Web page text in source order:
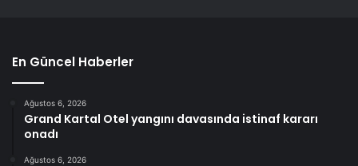
En Güncel Haberler
Ağustos 6, 2026
Grand Kartal Otel yangını davasında istinaf kararı
onadı
Ağustos 6, 2026